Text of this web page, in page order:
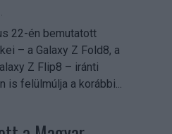
22-én bemutatott
– a Galaxy Z Fold8, a
Z Flip8 – iránti
is felülmúlja a korábbi...